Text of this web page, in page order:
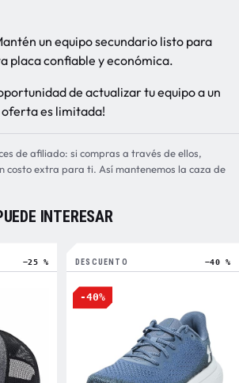
un equipo secundario listo para
placa confiable y económica.
de actualizar tu equipo a un
oferta es limitada!
de afiliado: si compras a través de ellos,
costo extra para ti. Así mantenemos la caza de
INTERESAR
−25 % DESCUENTO −40 %
-40%